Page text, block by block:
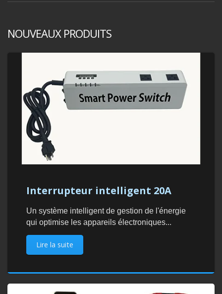
NOUVEAUX PRODUITS
Interrupteur intelligent 20A
Un système intelligent de gestion de l'énergie
qui optimise les appareils électroniques...
Lire la suite